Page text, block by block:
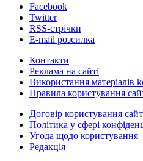
Facebook
Twitter
RSS-стрічки
E-mail розсилка
Контакти
Реклама на сайті
Використання матеріалів
Правила користування
Договір користування
Політика у сфері
Угода щодо користування
Редакція